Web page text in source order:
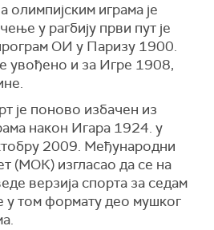
олимпијским играма је
у рагбију први пут је
ОИ у Паризу 1900.
увођено и за Игре 1908,
је поново избачен из
након Игара 1924. у
2009. Међународни
(МОК) изгласао да се на
верзија спорта за седам
у том формату део мушког